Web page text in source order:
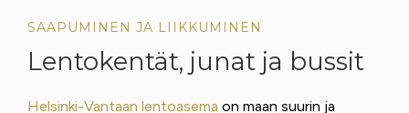
SAAPUMINEN JA LIIKKUMINEN
Lentokentät, junat ja bussit
Helsinki-Vantaan lentoasema on maan suurin ja